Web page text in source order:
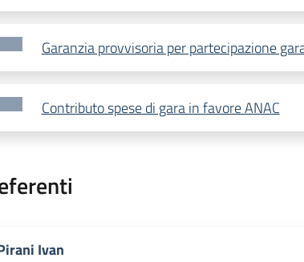
Garanzia provvisoria per partecipazione
Contributo spese di gara in favore ANAC
Ivan